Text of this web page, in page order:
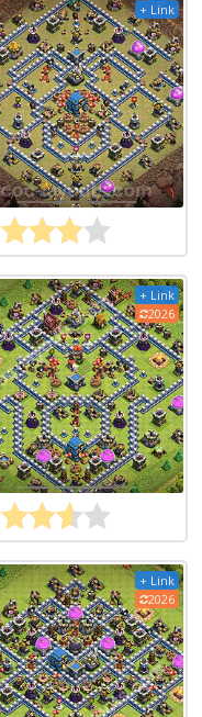
+ Link
+ Link
2026
+ Link
2026